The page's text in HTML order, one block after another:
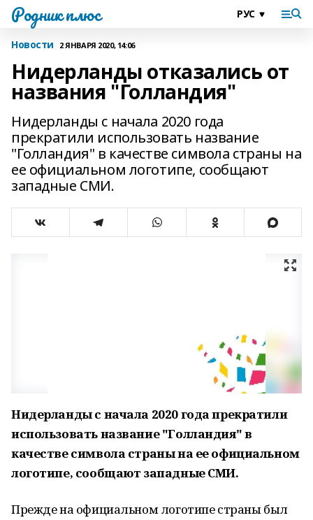
Родник плюс
Новости 2 ЯНВАРЯ 2020, 14:06
Нидерланды отказались от
названия "Голландия"
Нидерланды с начала 2020 года
прекратили использовать название
"Голландия" в качестве символа страны на
ее официальном логотипе, сообщают
западные СМИ.
Нидерланды с начала 2020 года прекратили
использовать название "Голландия" в
качестве символа страны на ее официальном
логотипе, сообщают западные СМИ.
Прежде на официальном логотипе страны был